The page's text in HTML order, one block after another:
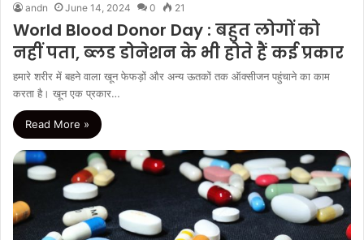
andn June 14, 2024 0 21
World Blood Donor Day : बहुत लोगों को
नहीं पता, ब्लड डोनेशन के भी होते हैं कई प्रकार
हमारे शरीर में बहने वाला खून फेफड़ों और अन्य ऊतकों तक ऑक्सीजन पहुंचाने का काम
करता है। खून एक प्रकार…
Read More »